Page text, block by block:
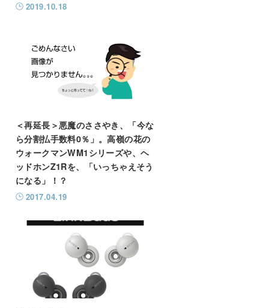
2019.10.18
＜再延長＞悪魔のささやき、「今な
ら分割払手数料0％」。高嶺の花の
ウォークマンWM1シリーズや、ヘ
ッドホンZ1Rを、「いっちゃえそう
になる」！？
2017.04.19